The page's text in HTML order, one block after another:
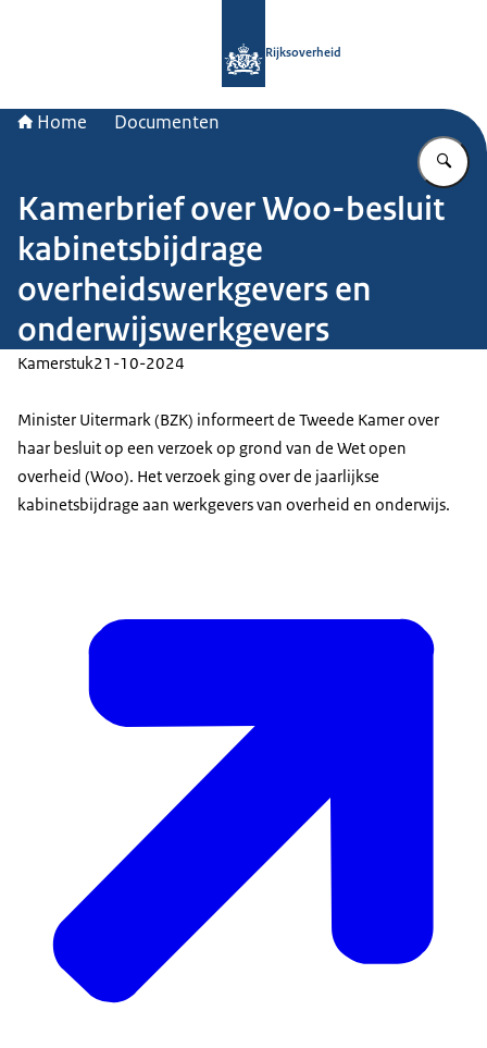
Rijksoverheid
Home Documenten
Kamerbrief over Woo-besluit
kabinetsbijdrage
overheidswerkgevers en
onderwijswerkgevers
Kamerstuk21-10-2024
Minister Uitermark (BZK) informeert de Tweede Kamer over
haar besluit op een verzoek op grond van de Wet open
overheid (Woo). Het verzoek ging over de jaarlijkse
kabinetsbijdrage aan werkgevers van overheid en onderwijs.